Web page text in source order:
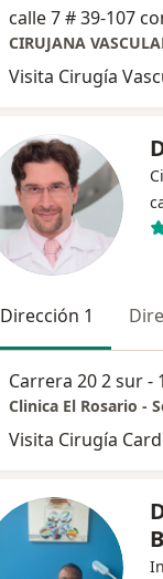
Visita Cirugía
Dirección 1
Carrera 20 2 sur -
Clinica El Rosario -